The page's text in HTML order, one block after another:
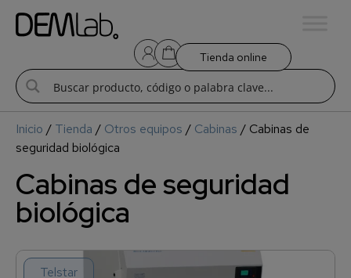
Tienda online
Inicio / Tienda / Otros equipos / Cabinas / Cabinas de
seguridad biológica
Cabinas de seguridad
biológica
Telstar